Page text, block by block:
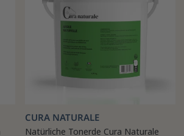
CURA NATURALE
Natürliche Tonerde Cura Naturale